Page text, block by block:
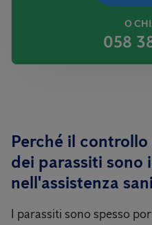
O
058
Perché il
dei parassiti sono
nell'assistenza
I parassiti sono spesso